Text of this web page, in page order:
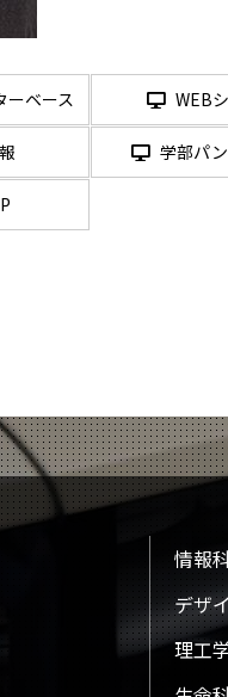
ーベース WEB
学部パ
情報
デザ
理工